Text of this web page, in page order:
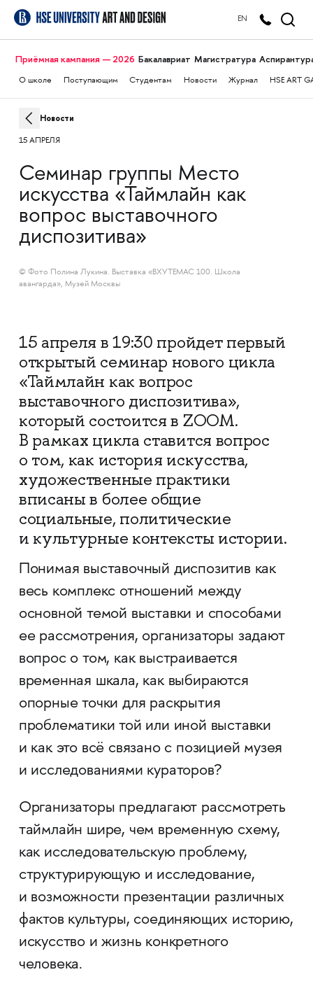
EN
Приёмная кампания — 2026 Бакалавриат Магистратура
О школе Поступающим Студентам Новости Журнал HSE ART
Новости
15 АПРЕЛЯ
Семинар группы Место
искусства «Таймлайн как
вопрос выставочного
диспозитива»
© Фото Полина Лукина. Выставка «ВХУТЕМАС 100. Школа
авангарда», Музей Москвы
15 апреля в 19:30 пройдет первый
открытый семинар нового цикла
«Таймлайн как вопрос
выставочного диспозитива»,
который состоится в ZOOM.
В рамках цикла ставится вопрос
о том, как история искусства,
художественные практики
вписаны в более общие
социальные, политические
и культурные контексты истории.
Понимая выставочный диспозитив как
весь комплекс отношений между
основной темой выставки и способами
ее рассмотрения, организаторы задают
вопрос о том, как выстраивается
временная шкала, как выбираются
опорные точки для раскрытия
проблематики той или иной выставки
и как это всё связано с позицией музея
и исследованиями кураторов?
Организаторы предлагают рассмотреть
таймлайн шире, чем временную схему,
как исследовательскую проблему,
структурирующую и исследование,
и возможности презентации различных
фактов культуры, соединяющих историю,
искусство и жизнь конкретного
человека.